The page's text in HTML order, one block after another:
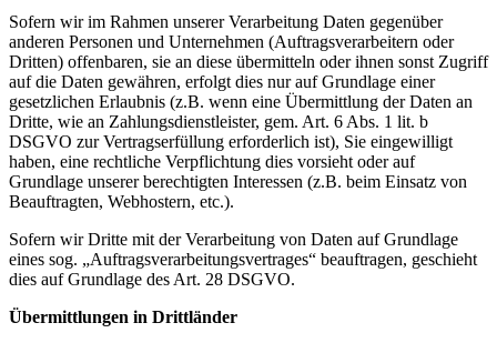
Sofern wir im Rahmen unserer Verarbeitung Daten gegenüber
anderen Personen und Unternehmen (Auftragsverarbeitern oder
Dritten) offenbaren, sie an diese übermitteln oder ihnen sonst Zugriff
auf die Daten gewähren, erfolgt dies nur auf Grundlage einer
gesetzlichen Erlaubnis (z.B. wenn eine Übermittlung der Daten an
Dritte, wie an Zahlungsdienstleister, gem. Art. 6 Abs. 1 lit. b
DSGVO zur Vertragserfüllung erforderlich ist), Sie eingewilligt
haben, eine rechtliche Verpflichtung dies vorsieht oder auf
Grundlage unserer berechtigten Interessen (z.B. beim Einsatz von
Beauftragten, Webhostern, etc.).
Sofern wir Dritte mit der Verarbeitung von Daten auf Grundlage
eines sog. „Auftragsverarbeitungsvertrages“ beauftragen, geschieht
dies auf Grundlage des Art. 28 DSGVO.
Übermittlungen in Drittländer